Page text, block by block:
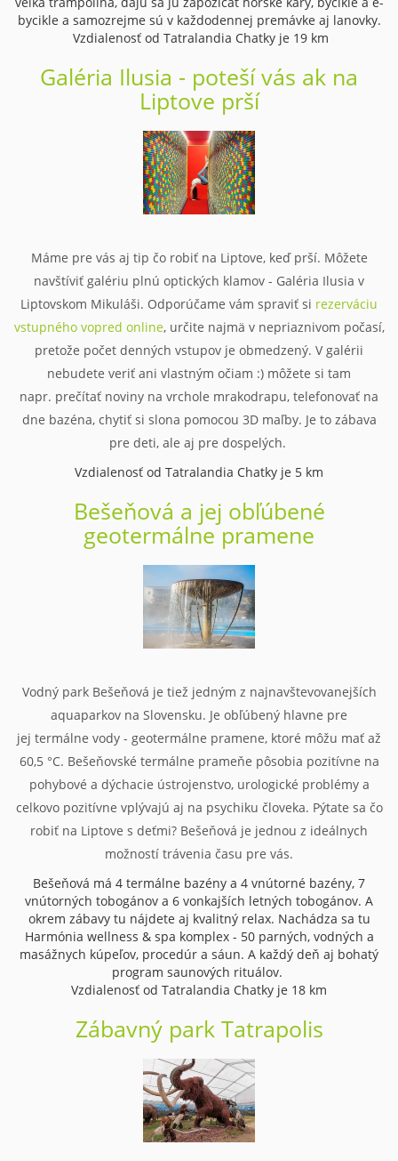
bycikle a samozrejme sú v každodennej premávke aj lanovky.
Vzdialenosť od Tatralandia Chatky je 19 km
Galéria Ilusia - poteší vás ak na
Liptove prší
Máme pre vás aj tip čo robiť na Liptove, keď prší. Môžete
navštíviť galériu plnú optických klamov - Galéria Ilusia v
Liptovskom Mikuláši. Odporúčame vám spraviť si rezerváciu
vstupného vopred online, určite najmä v nepriaznivom počasí,
pretože počet denných vstupov je obmedzený. V galérii
nebudete veriť ani vlastným očiam :) môžete si tam
napr. prečítať noviny na vrchole mrakodrapu, telefonovať na
dne bazéna, chytiť si slona pomocou 3D maľby. Je to zábava
pre deti, ale aj pre dospelých.
Vzdialenosť od Tatralandia Chatky je 5 km
Bešeňová a jej obľúbené
geotermálne pramene
Vodný park Bešeňová je tiež jedným z najnavštevovanejších
aquaparkov na Slovensku. Je obľúbený hlavne pre
jej termálne vody - geotermálne pramene, ktoré môžu mať až
60,5 °C. Bešeňovské termálne prameňe pôsobia pozitívne na
pohybové a dýchacie ústrojenstvo, urologické problémy a
celkovo pozitívne vplývajú aj na psychiku človeka. Pýtate sa čo
robiť na Liptove s deťmi? Bešeňová je jednou z ideálnych
možností trávenia času pre vás.
Bešeňová má 4 termálne bazény a 4 vnútorné bazény, 7
vnútorných tobogánov a 6 vonkajších letných tobogánov. A
okrem zábavy tu nájdete aj kvalitný relax. Nachádza sa tu
Harmónia wellness & spa komplex - 50 parných, vodných a
masážnych kúpeľov, procedúr a sáun. A každý deň aj bohatý
program saunových rituálov.
Vzdialenosť od Tatralandia Chatky je 18 km
Zábavný park Tatrapolis